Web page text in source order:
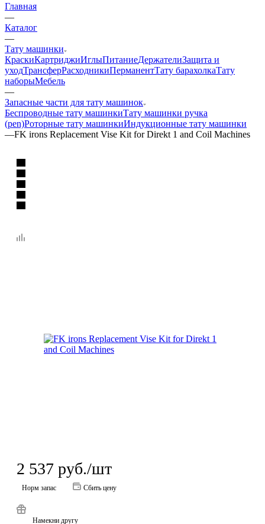
Главная
—
Каталог
—
Тату машинки
КраскиКартриджиИглыПитаниеДержателиЗащита и
уходТрансферРасходникиПерманентТату барахолкаТату
наборыМебель
—
Запасные части для тату машинок
Беспроводные тату машинкиТату машинки ручка
(pen)Роторные тату машинкиИндукционные тату машинки
—FK irons Replacement Vise Kit for Direkt 1 and Coil Machines
2 537 руб./шт
Норм запас Сбить цену
Намекни другу